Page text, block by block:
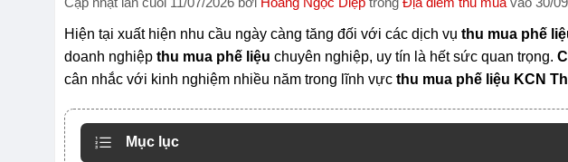
Hiện tại xuất hiện nhu cầu ngày càng tăng đối với các dịch vụthu mua phế
doanh nghiệpthu mua phế liệu chuyên nghiệp, uy tín là hết sức quan trọng.
cân nhắc với kinh nghiệm nhiều năm trong lĩnh vựcthu mua phế liệu KCN
Mục lục